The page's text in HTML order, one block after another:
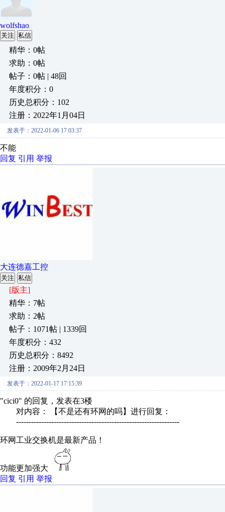
wolfshao
关注 私信
精华：0帖
求助：0帖
帖子：0帖 | 48回
年度积分：0
历史总积分：102
注册：2022年1月04日
发表于：2022-01-06 17:03:37
不能
回复 引用 举报
大连德嘉工控
关注 私信
[版主]
精华：7帖
求助：2帖
帖子：1071帖 | 1339回
年度积分：432
历史总积分：8492
注册：2009年2月24日
发表于：2022-01-17 17:15:39
"cici0" 的回复，发表在3楼
对内容： 【不是还有环网的吗】进行回复：
-----------------------------------------------------------------
环网工业交换机是最新产品！
功能更加强大
回复 引用 举报